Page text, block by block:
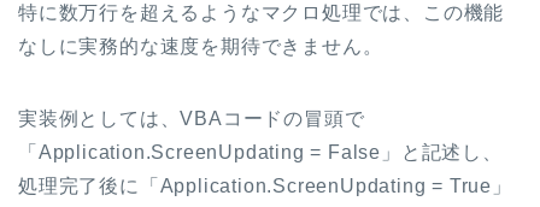
特に数万行を超えるようなマクロ処理では、この機能
なしに実務的な速度を期待できません。
実装例としては、VBAコードの冒頭で
「Application.ScreenUpdating = False」と記述し、
処理完了後に「Application.ScreenUpdating = True」